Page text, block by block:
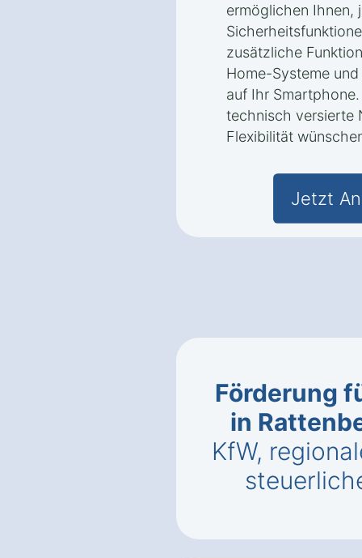
ermöglichen Ihnen,
zusätzliche
Home-Systeme
auf Ihr
technisch versierte
Flexibilität
Jetzt
Förderung
in
KfW,